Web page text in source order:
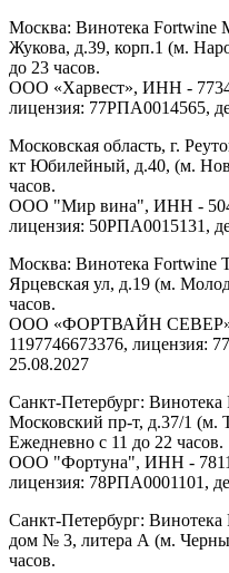
Москва: Винотека Fortwine
Жукова, д.39, корп.1 (м.
до 23 часов.
ООО «Харвест», ИНН -
лицензия: 77РПА0014565,
Московская область, г.
кт Юбилейный, д.40, (м.
часов.
ООО "Мир вина", ИНН -
лицензия: 50РПА0015131,
Москва: Винотека Fortwine
Ярцевская ул, д.19 (м.
часов.
ООО «ФОРТВАЙН СЕВЕР»,
1197746673376, лицензия:
25.08.2027
Санкт-Петербург:
Московский пр-т, д.37/1 (м.
Ежедневно с 11 до 22 часов.
ООО "Фортуна", ИНН -
лицензия: 78РПА0001101,
Санкт-Петербург: Винотека
дом № 3, литера А (м.
часов.